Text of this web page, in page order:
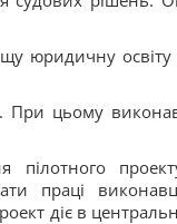
юридичну освіту
При цьому
пілотного
праці
діє в